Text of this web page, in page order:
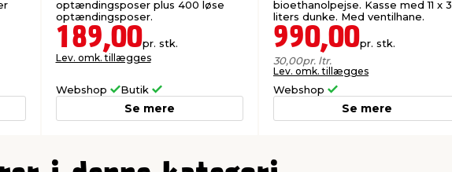
optændingsposer plus 400 løse
optændingsposer.
189,00pr. stk.
Lev. omk. tillægges
Webshop Butik
Se mere
bioethanolpejse. Kasse med 11 x 3
liters dunke. Med ventilhane.
990,00pr. stk.
30,00pr. ltr.
Lev. omk. tillægges
Webshop
Se mere